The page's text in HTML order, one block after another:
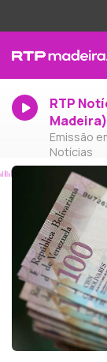
RTP
Madeira)
Emissão
Notícias